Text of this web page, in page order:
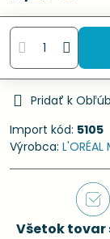
Pridať k
Import kód: 5105
Výrobca:
Všetok